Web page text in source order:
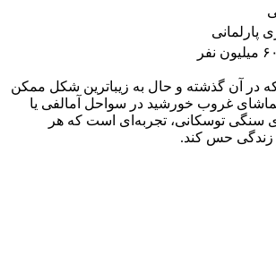
پارلمانی
در آن گذشته و حال به زیباترین شکل ممکن
تماشای غروب خورشید در سواحل آمالفی یا
سنگی توسکانی، تجربه‌ای است که هر
زندگی حس کند.